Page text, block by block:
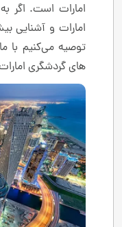
امارات است. اگر
امارات و آشنایی
توصیه می‌کنیم با
های گردشگری